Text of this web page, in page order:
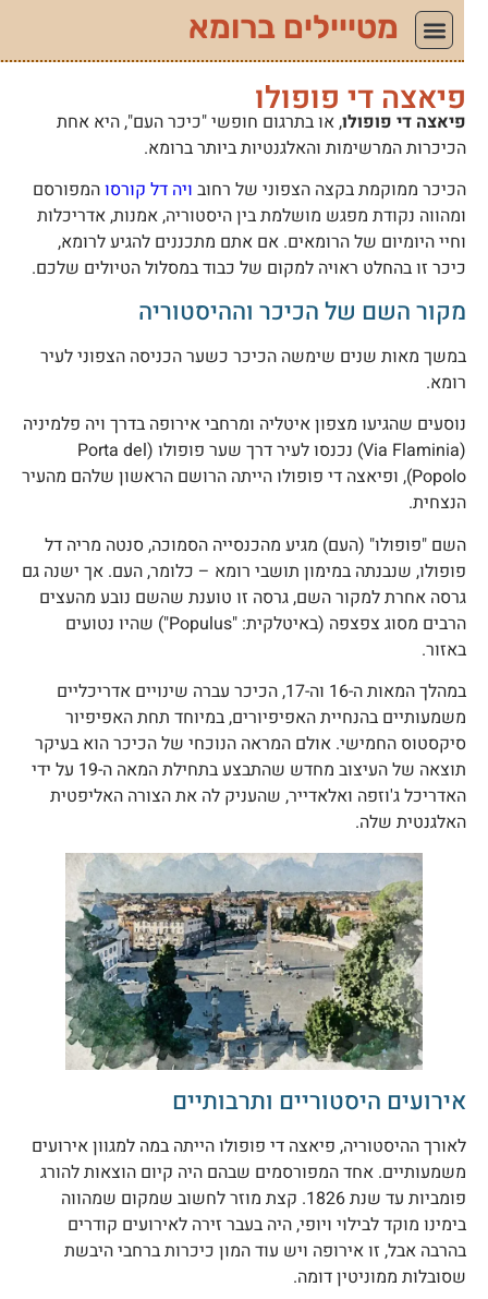
מטייילים ברומא
די פופולו
די פופולו, או בתרגום חופשי "כיכר העם", היא אחת
המרשימות והאלגנטיות ביותר ברומא.
ממוקמת בקצה הצפוני של רחובויה דל קורסוהמפורסם
נקודת מפגש מושלמת בין היסטוריה, אמנות, אדריכלות
היומיום של הרומאים. אם אתם מתכננים להגיע לרומא,
זו בהחלט ראויה למקום של כבוד במסלול הטיולים שלכם.
השם של הכיכר וההיסטוריה
מאות שנים שימשה הכיכר כשער הכניסה הצפוני לעיר
שהגיעו מצפון איטליה ומרחבי אירופה בדרך ויה פלמיניה
(Via Flaminia) נכנסו לעיר דרך שער פופולו (Porta del
Popolo), ופיאצה די פופולו הייתה הרושם הראשון שלהם מהעיר
"פופולו" (העם) מגיע מהכנסייה הסמוכה, סנטה מריה דל
שנבנתה במימון תושבי רומא – כלומר, העם. אך ישנה גם
אחרת למקור השם, גרסה זו טוענת שהשם נובע מהעצים
הרבים מסוג צפצפה (באיטלקית: "Populus") שהיו נטועים
במהלך המאות ה-16 וה-17, הכיכר עברה שינויים אדריכליים
בהנחיית האפיפיורים, במיוחד תחת האפיפיור
החמישי. אולם המראה הנוכחי של הכיכר הוא בעיקר
תוצאה של העיצוב מחדש שהתבצע בתחילת המאה ה-19 על ידי
ג'וזפה ואלאדייר, שהעניק לה את הצורה האליפטית
שלה.
היסטוריים ותרבותיים
ההיסטוריה, פיאצה די פופולו הייתה במה למגוון אירועים
אחד המפורסמים שבהם היה קיום הוצאות להורג
פומביות עד שנת 1826. קצת מוזר לחשוב שמקום שמהווה
מוקד לבילוי ויופי, היה בעבר זירה לאירועים קודרים
אבל, זו אירופה ויש עוד המון כיכרות ברחבי היבשת
ממוניטין דומה.